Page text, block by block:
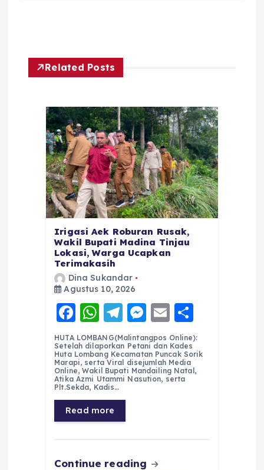
Related Posts
Irigasi Aek Roburan Rusak,
Wakil Bupati Madina Tinjau
Lokasi, Warga Ucapkan
Terimakasih
Dina Sukandar
Agustus 10, 2026
F
a
c
e
b
o
o
k
W
h
a
ts
A
p
p
T
el
e
g
r
a
m
M
e
ss
e
n
E
m
ai
l
h
a
re
HUTA LOMBANG(Malintangpos Online):
Setelah dilaporkan Petani dan Kades
Huta Lombang Kecamatan Puncak Sorik
Marapi, serta Viral disejumlah Media
Online, Wakil Bupati Mandailing Natal,
Atika Azmi Utammi Nasution, serta
Plt.Sekda, Kadis…
Read more
Continue reading